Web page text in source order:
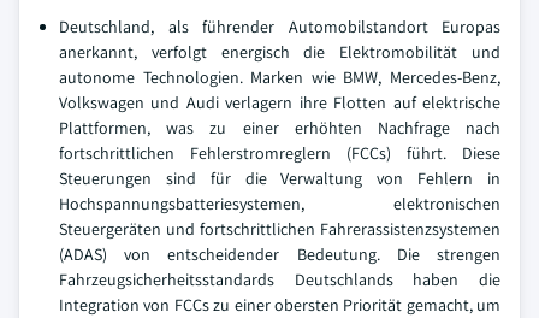
Deutschland, als führender Automobilstandort Europas
anerkannt, verfolgt energisch die Elektromobilität und
autonome Technologien. Marken wie BMW, Mercedes-Benz,
Volkswagen und Audi verlagern ihre Flotten auf elektrische
Plattformen, was zu einer erhöhten Nachfrage nach
fortschrittlichen Fehlerstromreglern (FCCs) führt. Diese
Steuerungen sind für die Verwaltung von Fehlern in
Hochspannungsbatteriesystemen, elektronischen
Steuergeräten und fortschrittlichen Fahrerassistenzsystemen
(ADAS) von entscheidender Bedeutung. Die strengen
Fahrzeugsicherheitsstandards Deutschlands haben die
Integration von FCCs zu einer obersten Priorität gemacht, um